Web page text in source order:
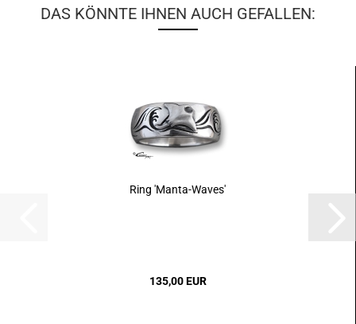
DAS KÖNNTE IHNEN AUCH GEFALLEN:
Ring 'Manta-Waves'
135,00 EUR